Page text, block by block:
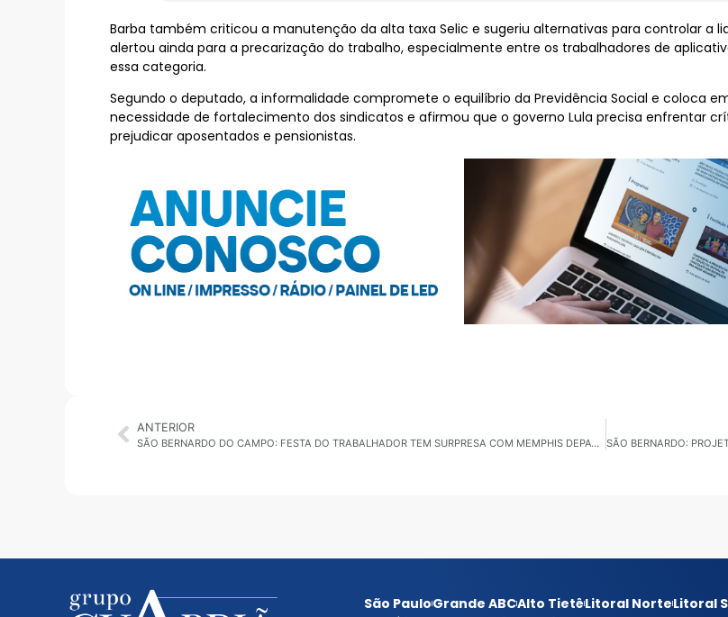
Barba também criticou a manutenção da alta taxa Selic e sugeriu alternativas para controlar a
alertou ainda para a precarização do trabalho, especialmente entre os trabalhadores de
essa categoria.
Segundo o deputado, a informalidade compromete o equilíbrio da Previdência Social e coloca
necessidade de fortalecimento dos sindicatos e afirmou que o governo Lula precisa enfrentar
prejudicar aposentados e pensionistas.
ANTERIOR
SÃO BERNARDO DO CAMPO: FESTA DO TRABALHADOR TEM SURPRESA COM MEMPHIS DEPAY E MC HARIEL NO PALCO
São PauloGrande ABCAlto TietêLitoral NorteLitoral